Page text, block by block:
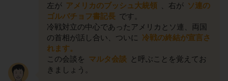
左が アメリカのブッシュ大統領 、右が ソ連の
ゴルバチョフ書記長 です。
冷戦対立の中心であったアメリカとソ連、両国
の首相が話し合い、ついに 冷戦の終結が宣言さ
れます。
この会談を マルタ会談 と呼ぶことを覚えてお
きましょう。